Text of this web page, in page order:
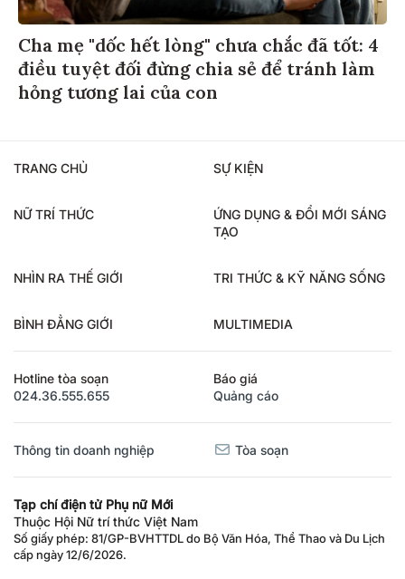
Cha mẹ "dốc hết lòng" chưa chắc đã tốt: 4
điều tuyệt đối đừng chia sẻ để tránh làm
hỏng tương lai của con
TRANG CHỦ SỰ KIỆN
NỮ TRÍ THỨC
ỨNG DỤNG & ĐỔI MỚI SÁNG
TẠO
NHÌN RA THẾ GIỚI TRI THỨC & KỸ NĂNG SỐNG
BÌNH ĐẲNG GIỚI MULTIMEDIA
Hotline tòa soạn
024.36.555.655
Báo giá
Quảng cáo
Thông tin doanh nghiệp Tòa soạn
Tạp chí điện tử Phụ nữ Mới
Thuộc Hội Nữ trí thức Việt Nam
Số giấy phép: 81/GP-BVHTTDL do Bộ Văn Hóa, Thể Thao và Du Lịch
cấp ngày 12/6/2026.